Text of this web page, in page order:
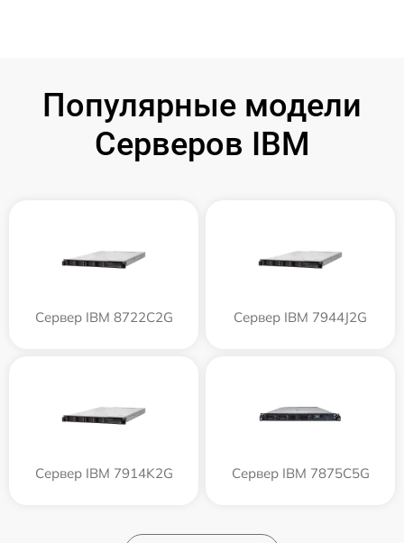
Популярные модели
Серверов IBM
Сервер IBM 8722C2G Сервер IBM 7944J2G
Сервер IBM 7914K2G Сервер IBM 7875C5G